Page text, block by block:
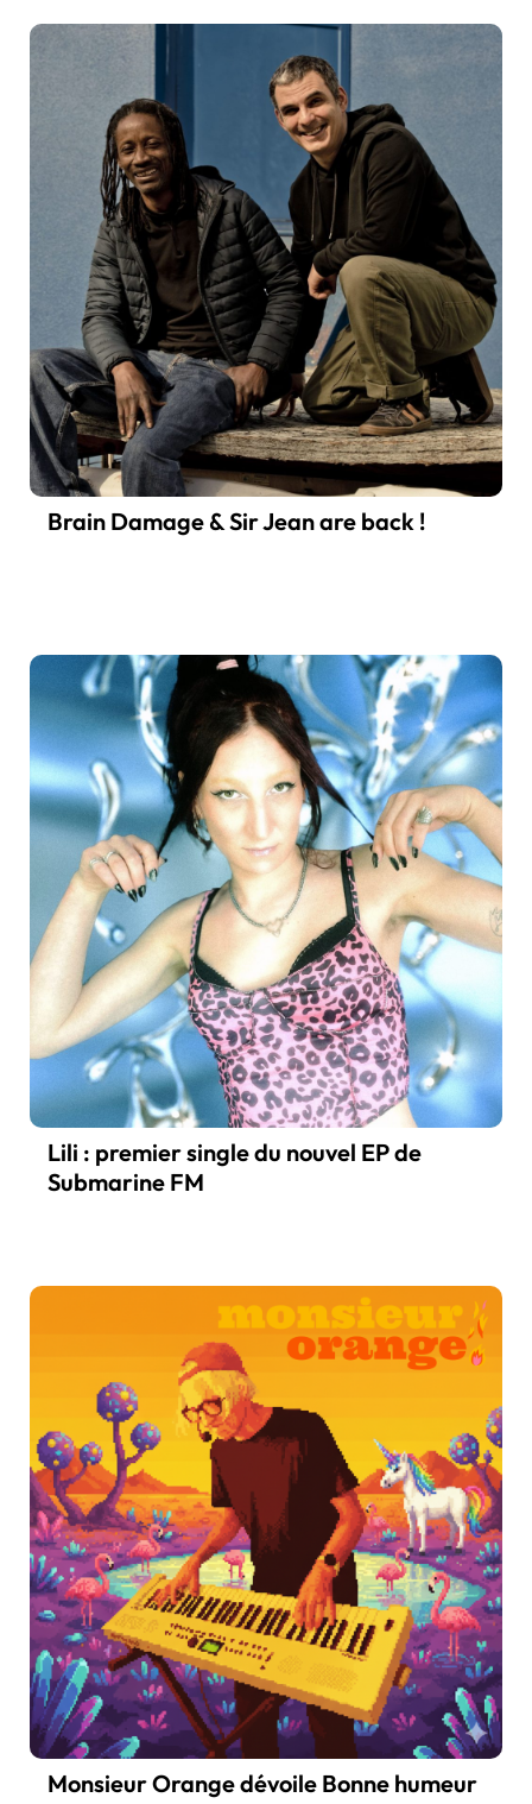
Brain Damage & Sir Jean are back !
Lili : premier single du nouvel EP de
Submarine FM
Monsieur Orange dévoile Bonne humeur